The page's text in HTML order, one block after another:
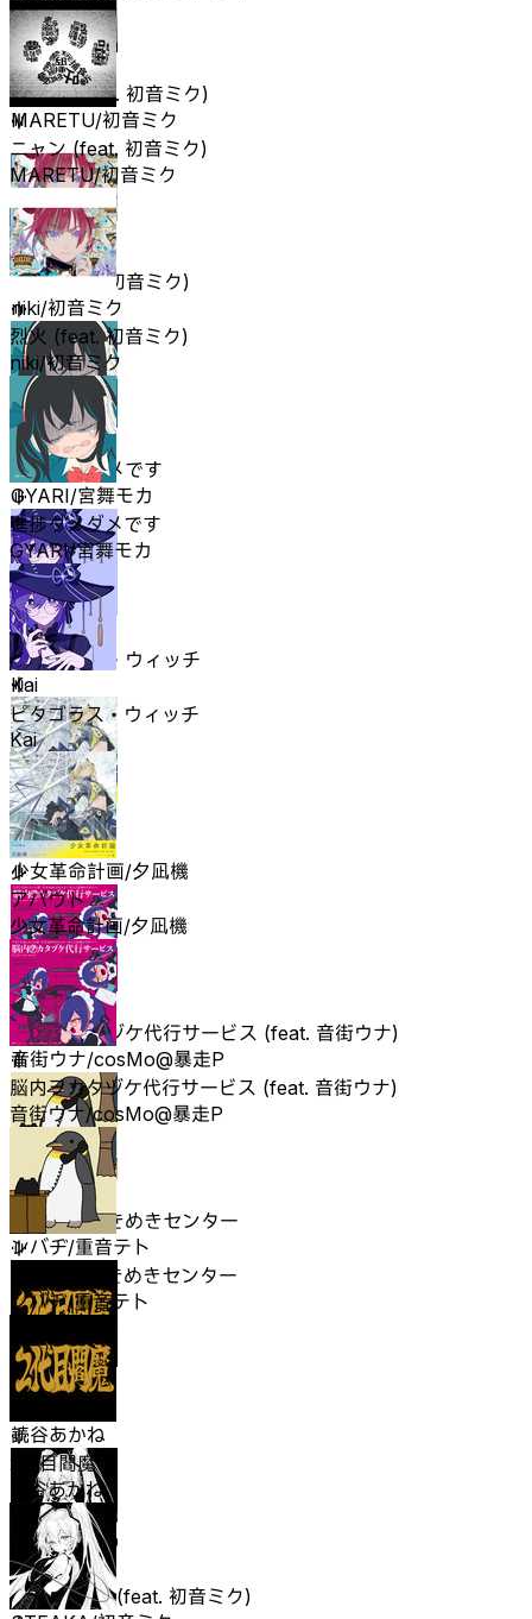
ニャン (feat. 初音ミク)
MARETU/初音ミク
烈火 (feat. 初音ミク)
niki/初音ミク
進捗ダメダメです
GYARI/宮舞モカ
ピタゴラス・ウィッチ
Kai
アバウト
少女革命計画/夕凪機
脳内ヲカタヅケ代行サービス (feat. 音街ウナ)
音街ウナ/cosMo@暴走P
ペンギンときめきセンター
ンバヂ/重音テト
読谷あかね
SAN値直葬 (feat. 初音ミク)
ニャン (feat. 初音ミク)
MARETU/初音ミク
烈火 (feat. 初音ミク)
niki/初音ミク
進捗ダメダメです
GYARI/宮舞モカ
ピタゴラス・ウィッチ
Kai
アバウト
少女革命計画/夕凪機
脳内ヲカタヅケ代行サービス (feat. 音街ウナ)
音街ウナ/cosMo@暴走P
ペンギンときめきセンター
ンバヂ/重音テト
2代目閻魔
読谷あかね